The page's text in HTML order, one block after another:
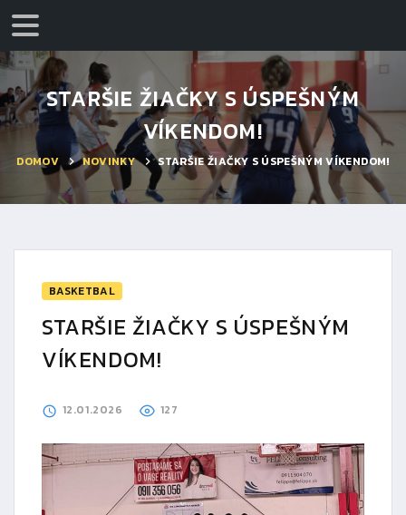
STARŠIE ŽIAČKY S ÚSPEŠNÝM
VÍKENDOM!
DOMOV NOVINKY STARŠIE ŽIAČKY S ÚSPEŠNÝM VÍKENDOM!
BASKETBAL
STARŠIE ŽIAČKY S ÚSPEŠNÝM
VÍKENDOM!
12.01.2026 127